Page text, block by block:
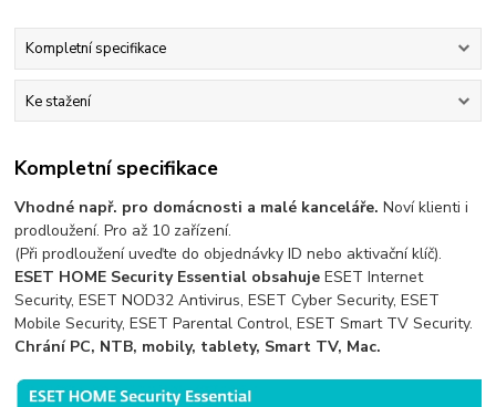
Kompletní specifikace
Ke stažení
Kompletní specifikace
Vhodné např. pro domácnosti a malé kanceláře. Noví klienti i
prodloužení. Pro až 10 zařízení.
(Při prodloužení uveďte do objednávky ID nebo aktivační klíč).
ESET HOME Security Essential obsahuje ESET Internet
Security, ESET NOD32 Antivirus, ESET Cyber Security, ESET
Mobile Security, ESET Parental Control, ESET Smart TV Security.
Chrání PC, NTB, mobily, tablety, Smart TV, Mac.